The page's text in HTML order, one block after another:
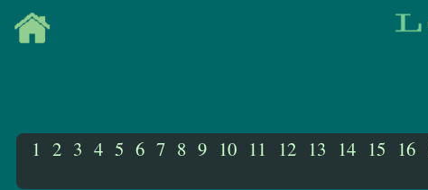
1 2 3 4 5 6 7 8 9 10 11 12 13 14 15 16